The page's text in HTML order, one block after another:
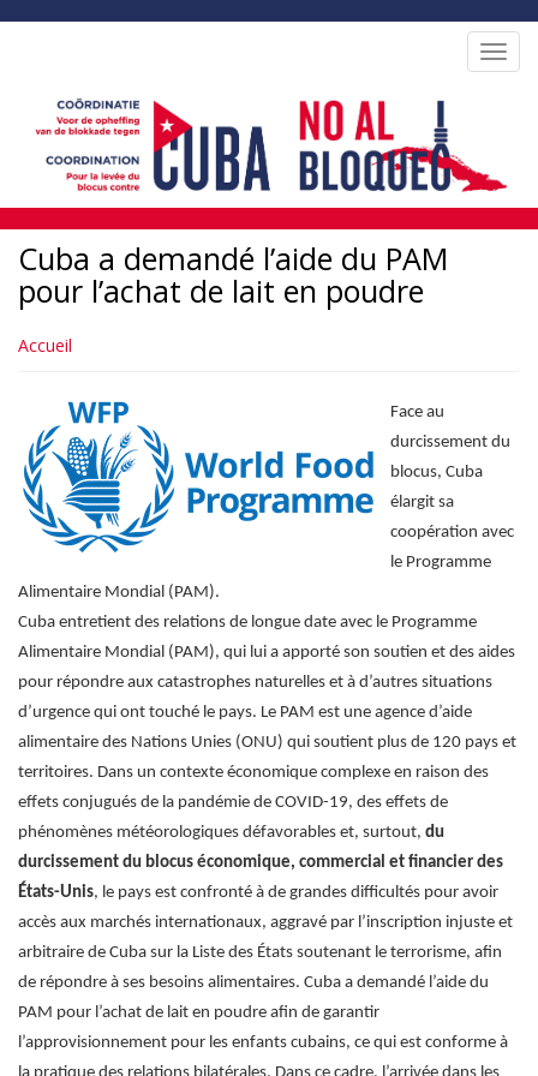
principal
Cuba a demandé l’aide du PAM
pour l’achat de lait en poudre
Accueil
Face au
durcissement du
blocus, Cuba
élargit sa
coopération avec
le Programme
Alimentaire Mondial (PAM).
Cuba entretient des relations de longue date avec le Programme
Alimentaire Mondial (PAM), qui lui a apporté son soutien et des aides
pour répondre aux catastrophes naturelles et à d’autres situations
d’urgence qui ont touché le pays. Le PAM est une agence d’aide
alimentaire des Nations Unies (ONU) qui soutient plus de 120 pays et
territoires. Dans un contexte économique complexe en raison des
effets conjugués de la pandémie de COVID-19, des effets de
phénomènes météorologiques défavorables et, surtout, du
durcissement du blocus économique, commercial et financier des
États-Unis, le pays est confronté à de grandes difficultés pour avoir
accès aux marchés internationaux, aggravé par l’inscription injuste et
arbitraire de Cuba sur la Liste des États soutenant le terrorisme, afin
de répondre à ses besoins alimentaires. Cuba a demandé l’aide du
PAM pour l’achat de lait en poudre afin de garantir
l’approvisionnement pour les enfants cubains, ce qui est conforme à